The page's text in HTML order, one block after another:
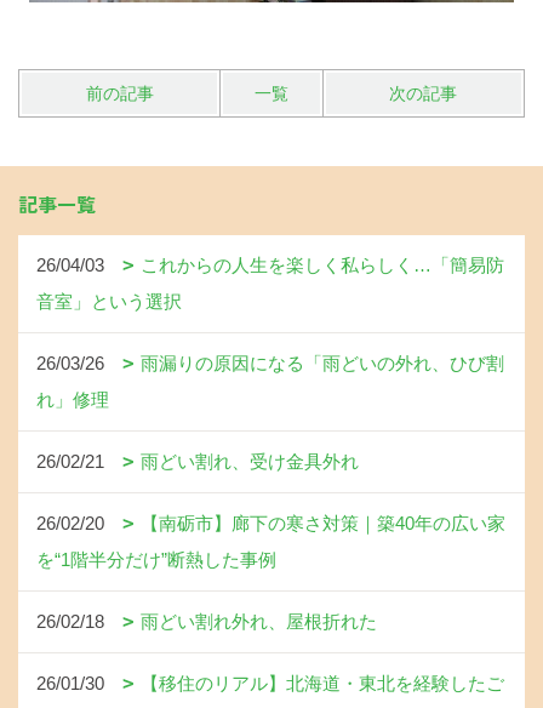
前の記事 一覧 次の記事
記事一覧
26/04/03
これからの人生を楽しく私らしく…「簡易防
音室」という選択
26/03/26
雨漏りの原因になる「雨どいの外れ、ひび割
れ」修理
26/02/21 雨どい割れ、受け金具外れ
26/02/20
【南砺市】廊下の寒さ対策｜築40年の広い家
を“1階半分だけ”断熱した事例
26/02/18 雨どい割れ外れ、屋根折れた
26/01/30
【移住のリアル】北海道・東北を経験したご